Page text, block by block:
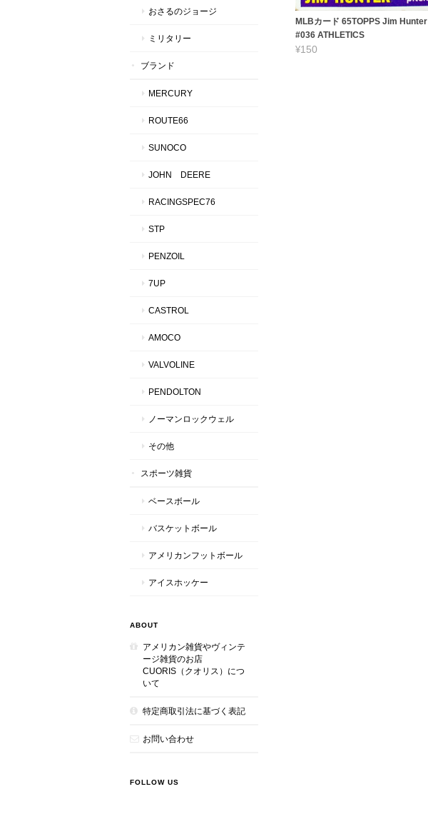
MLBカード 65TOPPS Jim Hunter
#036 ATHLETICS
¥150
おさるのジョージ
ミリタリー
ブランド
MERCURY
ROUTE66
SUNOCO
JOHN DEERE
RACINGSPEC76
STP
PENZOIL
7UP
CASTROL
AMOCO
VALVOLINE
PENDOLTON
ノーマンロックウェル
その他
スポーツ雑貨
ベースボール
バスケットボール
アメリカンフットボール
アイスホッケー
ABOUT
アメリカン雑貨やヴィンテ
ージ雑貨のお店
CUORIS（クオリス）につ
いて
特定商取引法に基づく表記
お問い合わせ
FOLLOW US